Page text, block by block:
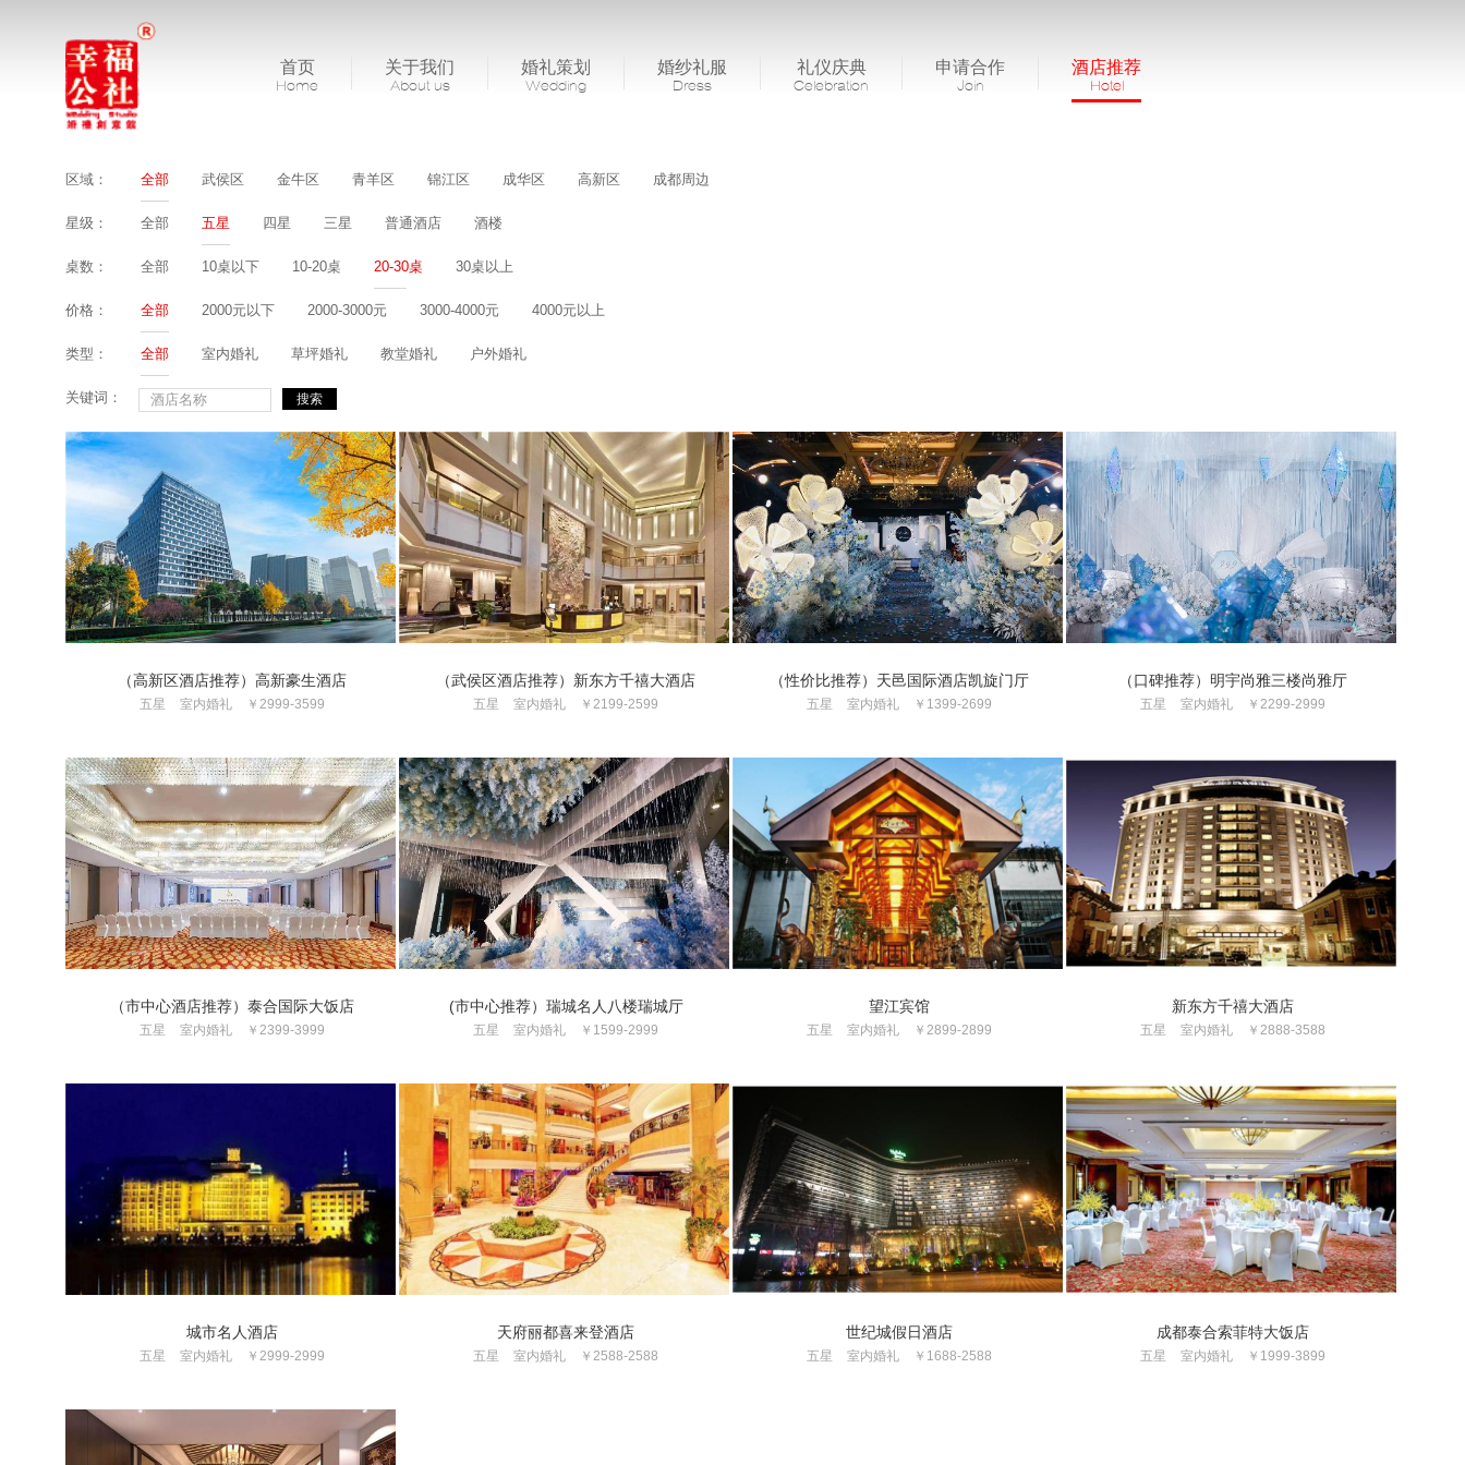
首页
Home
关于我们
About us
婚礼策划
Wedding
婚纱礼服
Dress
礼仪庆典
Celebration
申请合作
Join
酒店推荐
Hotel
区域： 全部 武侯区 金牛区 青羊区 锦江区 成华区 高新区 成都周边
星级： 全部 五星 四星 三星 普通酒店 酒楼
桌数： 全部 10桌以下 10-20桌 20-30桌 30桌以上
价格： 全部 2000元以下 2000-3000元 3000-4000元 4000元以上
类型： 全部 室内婚礼 草坪婚礼 教堂婚礼 户外婚礼
关键词：
（高新区酒店推荐）高新豪生酒店
五星 室内婚礼 ￥2999-3599
（武侯区酒店推荐）新东方千禧大酒店
五星 室内婚礼 ￥2199-2599
（性价比推荐）天邑国际酒店凯旋门厅
五星 室内婚礼 ￥1399-2699
（口碑推荐）明宇尚雅三楼尚雅厅
五星 室内婚礼 ￥2299-2999
（市中心酒店推荐）泰合国际大饭店
五星 室内婚礼 ￥2399-3999
(市中心推荐）瑞城名人八楼瑞城厅
五星 室内婚礼 ￥1599-2999
望江宾馆
五星 室内婚礼 ￥2899-2899
新东方千禧大酒店
五星 室内婚礼 ￥2888-3588
城市名人酒店
五星 室内婚礼 ￥2999-2999
天府丽都喜来登酒店
五星 室内婚礼 ￥2588-2588
世纪城假日酒店
五星 室内婚礼 ￥1688-2588
成都泰合索菲特大饭店
五星 室内婚礼 ￥1999-3899